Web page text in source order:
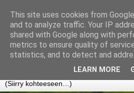
Uusi Suunta - Jokainen hetki
This site uses cookies from
and to analyze traffic. Your IP
shared with Google along with
metrics to ensure quality of
statistics, and to detect and
LEARN MORE